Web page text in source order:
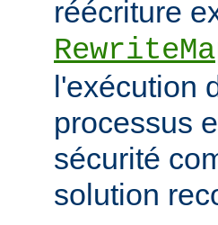
réécriture
l'exécution
processus
sécurité
solution